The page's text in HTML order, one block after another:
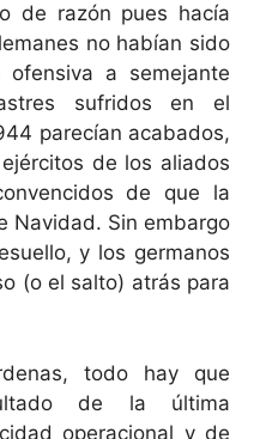
de razón pues hacía
no habían sido
a semejante
sufridos en el
parecían acabados,
de los aliados
de que la
Navidad. Sin embargo
y los germanos
(o el salto) atrás para
todo hay que
de la última
operacional y de